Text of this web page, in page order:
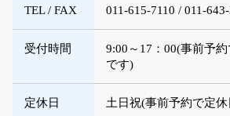
TEL / FAX 011-615-7110 / 011-
受付時間
9:00～17：00(事前予
です)
定休日 土日祝(事前予約で定